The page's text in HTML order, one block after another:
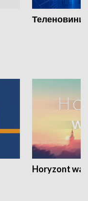
Теленовини
Horyzont